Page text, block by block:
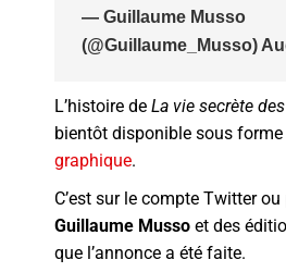
— Guillaume Musso
(@Guillaume_Musso)
L’histoire de La vie secrète
bientôt disponible sous forme
graphique.
C’est sur le compte Twitter ou
Guillaume Musso et des
que l’annonce a été faite.